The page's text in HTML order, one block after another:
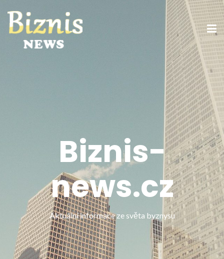
Biznis-
news.cz
Aktuální informace ze světa byznysu